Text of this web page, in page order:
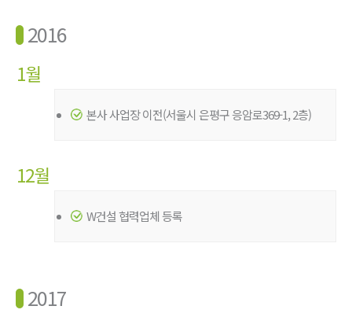
2016
1월
본사 사업장 이전(서울시 은평구 응암로369-1, 2층)
12월
W건설 협력업체 등록
2017